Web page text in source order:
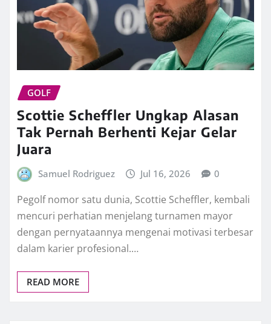
GOLF
Scottie Scheffler Ungkap Alasan
Tak Pernah Berhenti Kejar Gelar
Juara
Samuel Rodriguez Jul 16, 2026 0
Pegolf nomor satu dunia, Scottie Scheffler, kembali
mencuri perhatian menjelang turnamen mayor
dengan pernyataannya mengenai motivasi terbesar
dalam karier profesional.…
READ MORE